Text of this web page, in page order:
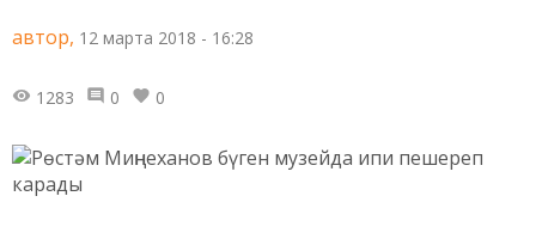
автор, 12 марта 2018 - 16:28
1283 0 0